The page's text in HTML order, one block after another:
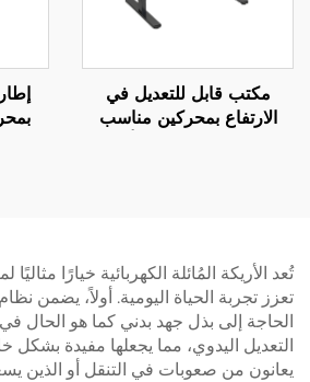
مكتب قابل للتعديل في
الارتفاع بمحركين مناسب
تُعد الأريكة المُائلة الكهربائية خيارًا
تعزز تجربة الحياة اليومية. أولاً، يضمن
الحاجة إلى بذل جهد بدني كما هو الحال في
التعديل اليدوي، مما يجعلها مفيدة
يعانون من صعوبات في التنقل أو الذين